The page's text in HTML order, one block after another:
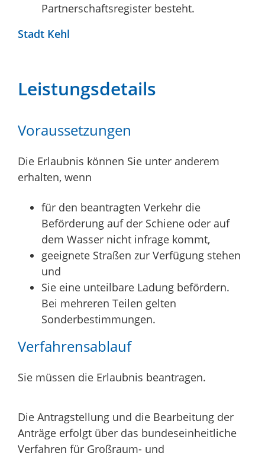
Partnerschaftsregister besteht.
Stadt Kehl
Leistungsdetails
Voraussetzungen
Die Erlaubnis können Sie unter anderem
erhalten, wenn
für den beantragten Verkehr die
Beförderung auf der Schiene oder auf
dem Wasser nicht infrage kommt,
geeignete Straßen zur Verfügung stehen
und
Sie eine unteilbare Ladung befördern.
Bei mehreren Teilen gelten
Sonderbestimmungen.
Verfahrensablauf
Sie müssen die Erlaubnis beantragen.
Die Antragstellung und die Bearbeitung der
Anträge erfolgt über das bundeseinheitliche
Verfahren für Großraum- und